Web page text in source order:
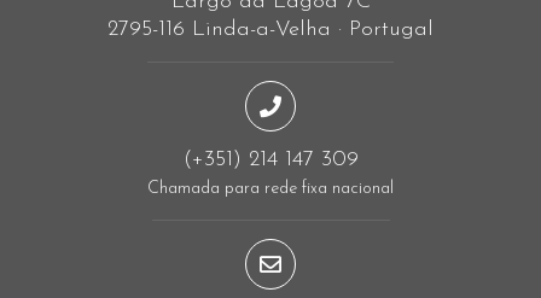
2795-116 Linda-a-Velha · Portugal
(+351) 214 147 309
Chamada para rede fixa nacional